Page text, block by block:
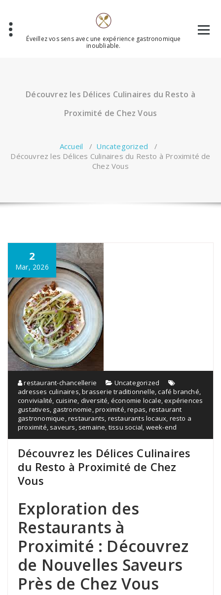
contenu
Éveillez vos sens avec une expérience gastronomique
inoubliable.
Découvrez les Délices Culinaires du Resto à
Proximité de Chez Vous
Accueil / Uncategorized /
Découvrez les Délices Culinaires du Resto à Proximité de
Chez Vous
2
Mar, 2026
restaurant-chancellerie
Uncategorized
adresses culinaires,brasserie traditionnelle,café branché,
convivialité, cuisine, diversité, économie locale,expériences
gustatives, gastronomie,proximité,repas, restaurant
gastronomique,restaurants, restaurants locaux, resto a
proximité, saveurs, semaine, tissu social, week-end
Découvrez les Délices Culinaires
du Resto à Proximité de Chez
Vous
Exploration des
Restaurants à
Proximité : Découvrez
de Nouvelles Saveurs
Près de Chez Vous